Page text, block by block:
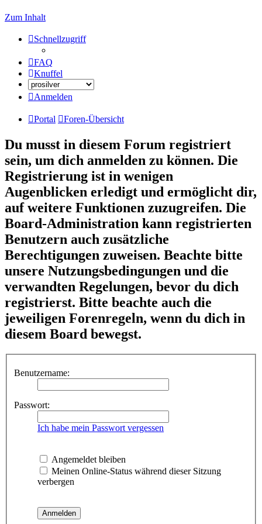
Zum Inhalt
Schnellzugriff
FAQ
Knuffel
Anmelden
Portal Foren-Übersicht
Du musst in diesem Forum registriert
sein, um dich anmelden zu können. Die
Registrierung ist in wenigen
Augenblicken erledigt und ermöglicht dir,
auf weitere Funktionen zuzugreifen. Die
Board-Administration kann registrierten
Benutzern auch zusätzliche
Berechtigungen zuweisen. Beachte bitte
unsere Nutzungsbedingungen und die
verwandten Regelungen, bevor du dich
registrierst. Bitte beachte auch die
jeweiligen Forenregeln, wenn du dich in
diesem Board bewegst.
Benutzername:
Passwort:
Ich habe mein Passwort vergessen
Angemeldet bleiben
Meinen Online-Status während dieser Sitzung
verbergen